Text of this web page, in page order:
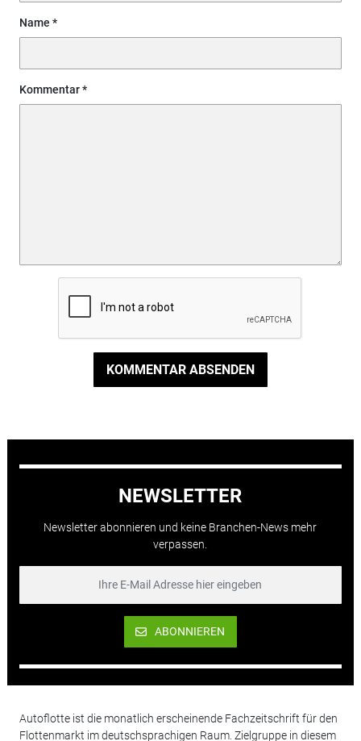
Name
Kommentar
KOMMENTAR ABSENDEN
NEWSLETTER
Newsletter abonnieren und keine Branchen-News mehr
verpassen.
ABONNIEREN
Autoflotte ist die monatlich erscheinende Fachzeitschrift für den
Flottenmarkt im deutschsprachigen Raum. Zielgruppe in diesem